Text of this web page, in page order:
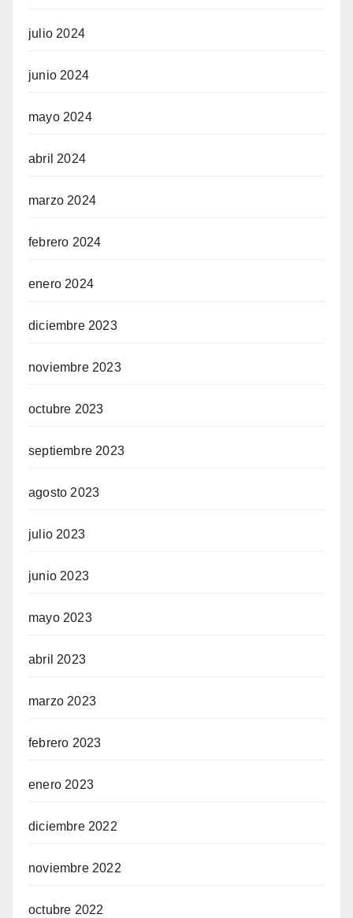
julio 2024
junio 2024
mayo 2024
abril 2024
marzo 2024
febrero 2024
enero 2024
diciembre 2023
noviembre 2023
octubre 2023
septiembre 2023
agosto 2023
julio 2023
junio 2023
mayo 2023
abril 2023
marzo 2023
febrero 2023
enero 2023
diciembre 2022
noviembre 2022
octubre 2022